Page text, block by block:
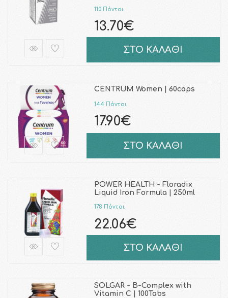
110 Πόντοι
13.70€
ΣΤΟ ΚΑΛΑΘΙ
CENTRUM Women | 60caps
144 Πόντοι
17.90€
ΣΤΟ ΚΑΛΑΘΙ
POWER HEALTH - Floradix
Liquid Iron Formula | 250ml
178 Πόντοι
22.06€
ΣΤΟ ΚΑΛΑΘΙ
SOLGAR - B-Complex with
Vitamin C | 100Tabs